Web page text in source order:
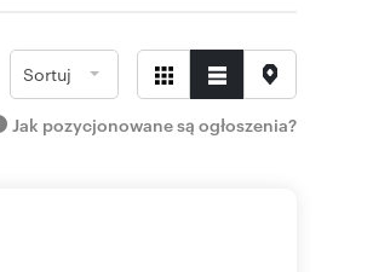
Sortuj
Jak pozycjonowane są ogłoszenia?